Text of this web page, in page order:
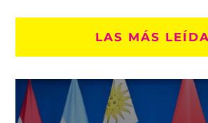
LAS MÁS